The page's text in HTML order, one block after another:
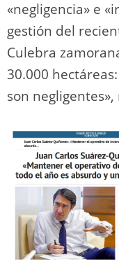
«negligencia» e
gestión del
Culebra
30.000
son